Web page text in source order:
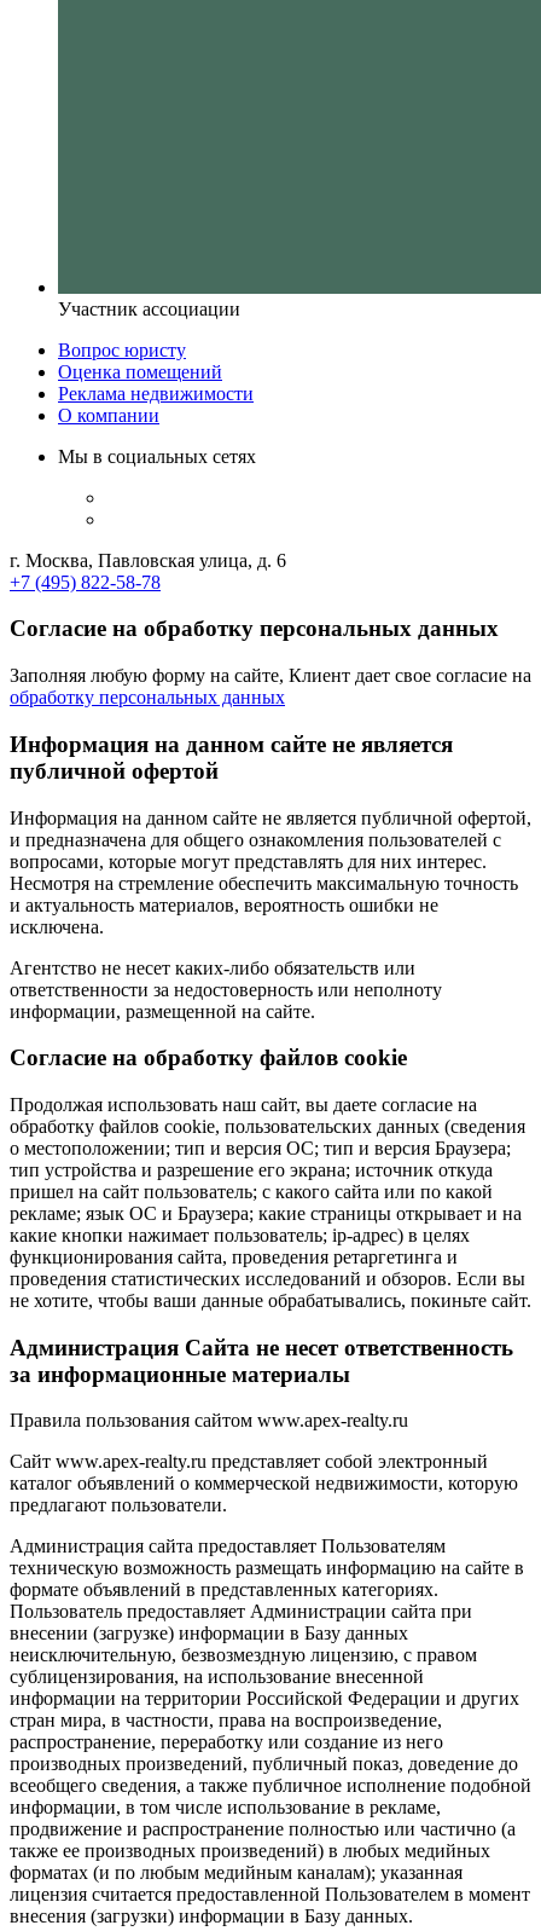
Участник ассоциации
Вопрос юристу
Оценка помещений
Реклама недвижимости
О компании
Мы в социальных сетях
г. Москва, Павловская улица, д. 6
+7 (495) 822-58-78
Согласие на обработку персональных данных
Заполняя любую форму на сайте, Клиент дает свое согласие на
обработку персональных данных
Информация на данном сайте не является
публичной офертой
Информация на данном сайте не является публичной офертой,
и предназначена для общего ознакомления пользователей с
вопросами, которые могут представлять для них интерес.
Несмотря на стремление обеспечить максимальную точность
и актуальность материалов, вероятность ошибки не
исключена.
Агентство не несет каких-либо обязательств или
ответственности за недостоверность или неполноту
информации, размещенной на сайте.
Cогласие на обработку файлов cookie
Продолжая использовать наш сайт, вы даете согласие на
обработку файлов cookie, пользовательских данных (сведения
о местоположении; тип и версия ОС; тип и версия Браузера;
тип устройства и разрешение его экрана; источник откуда
пришел на сайт пользователь; с какого сайта или по какой
рекламе; язык ОС и Браузера; какие страницы открывает и на
какие кнопки нажимает пользователь; ip-адрес) в целях
функционирования сайта, проведения ретаргетинга и
проведения статистических исследований и обзоров. Если вы
не хотите, чтобы ваши данные обрабатывались, покиньте сайт.
Администрация Сайта не несет ответственность
за информационные материалы
Правила пользования сайтом www.apex-realty.ru
Сайт www.apex-realty.ru представляет собой электронный
каталог объявлений о коммерческой недвижимости, которую
предлагают пользователи.
Администрация сайта предоставляет Пользователям
техническую возможность размещать информацию на сайте в
формате объявлений в представленных категориях.
Пользователь предоставляет Администрации сайта при
внесении (загрузке) информации в Базу данных
неисключительную, безвозмездную лицензию, с правом
сублицензирования, на использование внесенной
информации на территории Российской Федерации и других
стран мира, в частности, права на воспроизведение,
распространение, переработку или создание из него
производных произведений, публичный показ, доведение до
всеобщего сведения, а также публичное исполнение подобной
информации, в том числе использование в рекламе,
продвижение и распространение полностью или частично (а
также ее производных произведений) в любых медийных
форматах (и по любым медийным каналам); указанная
лицензия считается предоставленной Пользователем в момент
внесения (загрузки) информации в Базу данных.